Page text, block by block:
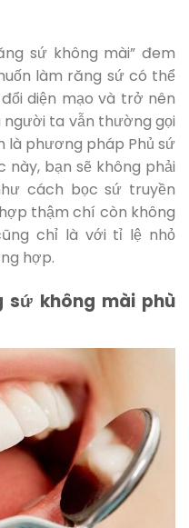
sứ không mài” đem
làm răng sứ có thể
diện mạo và trở nên
ta vẫn thường gọi
là phương pháp Phủ sứ
này, bạn sẽ không phải
cách bọc sứ truyền
thậm chí còn không
chỉ là với tỉ lệ nhỏ
hợp.
sứ không mài phù